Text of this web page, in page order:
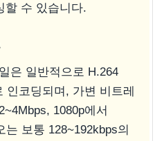
할 수 있습니다.
은 일반적으로 H.264
인코딩되며, 가변 비트레
1080p에서
보통 128~192kbps의